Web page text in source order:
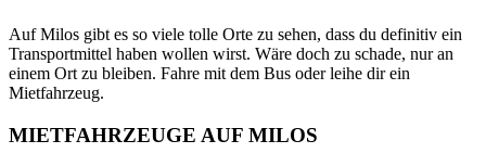
Auf Milos gibt es so viele tolle Orte zu sehen, dass du definitiv ein
Transportmittel haben wollen wirst. Wäre doch zu schade, nur an
einem Ort zu bleiben. Fahre mit dem Bus oder leihe dir ein
Mietfahrzeug.
MIETFAHRZEUGE AUF MILOS